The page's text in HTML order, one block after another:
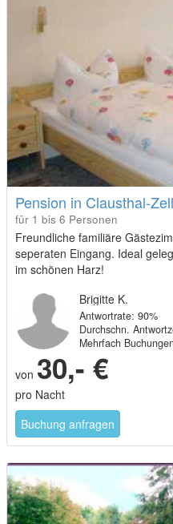
Pension in Clausthal-
für 1 bis 6 Personen
Freundliche familiäre
seperaten Eingang. Ideal
im schönen Harz!
Brigitte K.
Antwortrate: 90%
Durchschn.
Mehrfach
von 30,- €
pro Nacht
Buchung anfragen